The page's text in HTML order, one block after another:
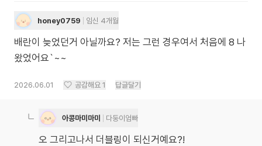
honey0759 임신 4개월
배란이 늦었던거 아닐까요? 저는 그런 경우여서 처음에 8 나
왔었어요`~~
2026.06.01 공감해요 1 답글달기
아콩마미마미 다둥이엄빠
오 그리고나서 더블링이 되신거예요?!